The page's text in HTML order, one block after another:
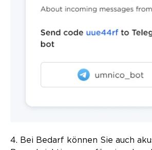
4. Bei Bedarf können Sie auch